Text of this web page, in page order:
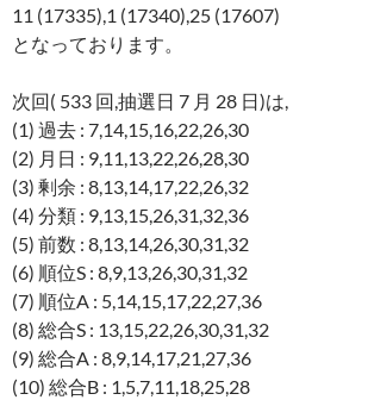
11 (17335),1 (17340),25 (17607)
となっております。
次回( 533 回,抽選日 7 月 28 日)は,
(1) 過去 : 7,14,15,16,22,26,30
(2) 月日 : 9,11,13,22,26,28,30
(3) 剰余 : 8,13,14,17,22,26,32
(4) 分類 : 9,13,15,26,31,32,36
(5) 前数 : 8,13,14,26,30,31,32
(6) 順位S : 8,9,13,26,30,31,32
(7) 順位A : 5,14,15,17,22,27,36
(8) 総合S : 13,15,22,26,30,31,32
(9) 総合A : 8,9,14,17,21,27,36
(10) 総合B : 1,5,7,11,18,25,28